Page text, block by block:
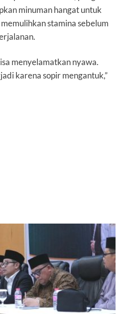
minuman hangat untuk
stamina sebelum
menyelamatkan nyawa.
karena sopir mengantuk,”